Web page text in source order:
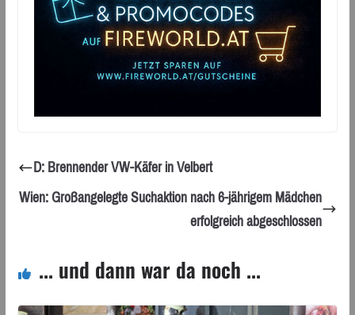
D: Brennender VW-Käfer in Velbert
Wien: Großangelegte Suchaktion nach 6-jährigem Mädchen
erfolgreich abgeschlossen
... und dann war da noch ...